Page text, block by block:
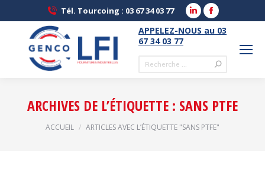
Tél. Tourcoing : 03 67 34 03 77
LinkedIn
page
Facebook
page
APPELEZ-NOUS au 03
67 34 03 77
Recherche
ARCHIVES DE L’ÉTIQUETTE : SANS PTFE
Vous êtes ici :
ACCUEIL ARTICLES AVEC L’ÉTIQUETTE "SANS PTFE"